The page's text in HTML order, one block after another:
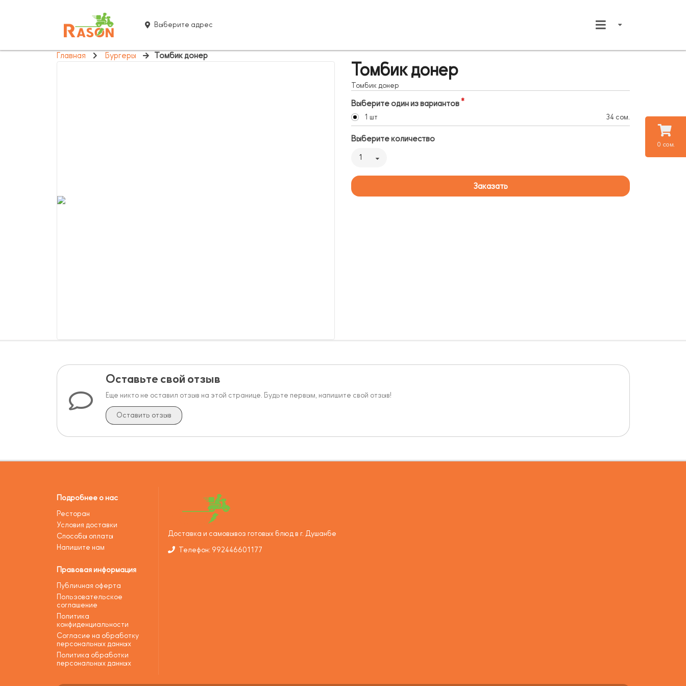
0 сом.
Выберите адрес
Главная Бургеры Томбик донер
Томбик донер
Томбик донер
Выберите один из вариантов
1 шт 34 сом.
Выберите количество
1
Заказать
Оставьте свой отзыв
Еще никто не оставил отзыв на этой странице. Будьте первым, напишите свой отзыв!
Оставить отзыв
Подробнее о нас
Ресторан
Условия доставки
Способы оплаты
Напишите нам
Правовая информация
Публичная оферта
Пользовательское
соглашение
Политика
конфиденциальности
Согласие на обработку
персональных данных
Политика обработки
персональных данных
Доставка и самовывоз готовых блюд в г. Душанбе
Телефон: 992446601177